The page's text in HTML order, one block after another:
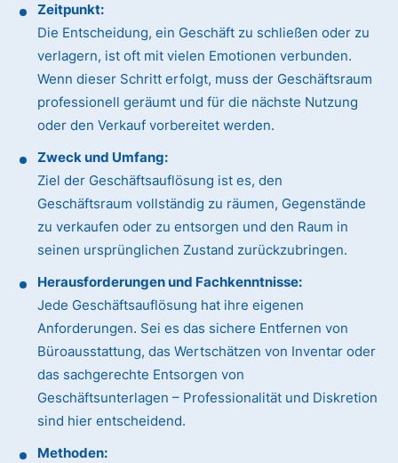
Zeitpunkt:
Die Entscheidung, ein Geschäft zu schließen oder zu
verlagern, ist oft mit vielen Emotionen verbunden.
Wenn dieser Schritt erfolgt, muss der Geschäftsraum
professionell geräumt und für die nächste Nutzung
oder den Verkauf vorbereitet werden.
Zweck und Umfang:
Ziel der Geschäftsauflösung ist es, den
Geschäftsraum vollständig zu räumen, Gegenstände
zu verkaufen oder zu entsorgen und den Raum in
seinen ursprünglichen Zustand zurückzubringen.
Herausforderungen und Fachkenntnisse:
Jede Geschäftsauflösung hat ihre eigenen
Anforderungen. Sei es das sichere Entfernen von
Büroausstattung, das Wertschätzen von Inventar oder
das sachgerechte Entsorgen von
Geschäftsunterlagen – Professionalität und Diskretion
sind hier entscheidend.
Methoden: